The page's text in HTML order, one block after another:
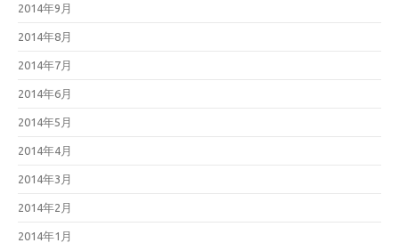
2014年9月
2014年8月
2014年7月
2014年6月
2014年5月
2014年4月
2014年3月
2014年2月
2014年1月